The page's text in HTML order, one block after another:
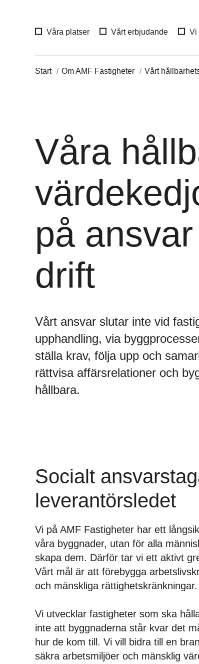
Våra platser Vårt erbjudande Vi
Start Om AMF Fastigheter Vårt
Våra
på
drift
Vårt ansvar slutar inte vid
upphandling, via
ställa krav, följa upp och
rättvisa affärsrelationer och
hållbara.
Socialt
leverantörsledet
Vi på AMF Fastigheter har ett
våra byggnader, utan för alla
skapa dem. Därför tar vi ett aktivt
Vårt mål är att förebygga
och mänskliga rättighetskränkningar.
Vi utvecklar fastigheter som ska
inte att byggnaderna står kvar det
hur de kom till. Vi vill bidra till en
säkra arbetsmiljöer och mänsklig